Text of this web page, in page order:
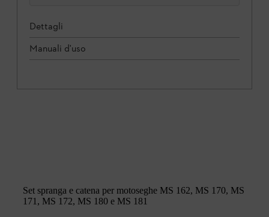
Dettagli
Manuali d'uso
Set spranga e catena per motoseghe MS 162, MS 170, MS
171, MS 172, MS 180 e MS 181